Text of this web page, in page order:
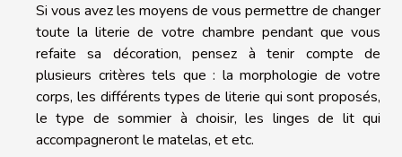
Si vous avez les moyens de vous permettre de changer
toute la literie de votre chambre pendant que vous
refaite sa décoration, pensez à tenir compte de
plusieurs critères tels que : la morphologie de votre
corps, les différents types de literie qui sont proposés,
le type de sommier à choisir, les linges de lit qui
accompagneront le matelas, et etc.